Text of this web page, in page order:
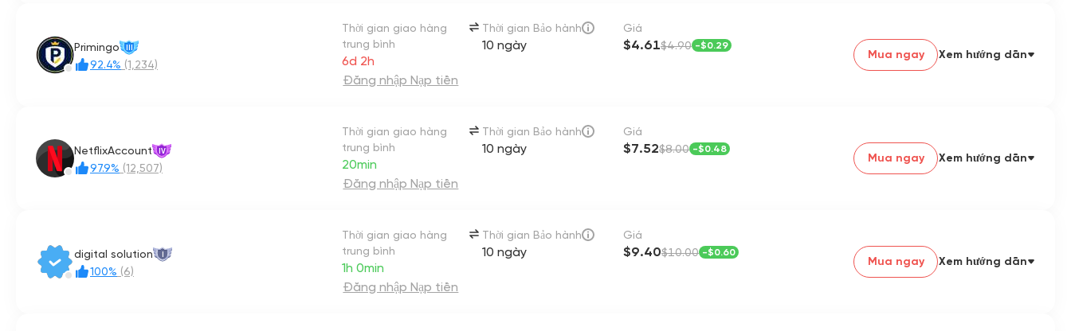
Primingo III
92.4% (1,234)
Thời gian giao hàng
trung bình
6d 2h
Đăng nhập Nạp tiền
Thời gian Bảo hành
10 ngày
Giá
$4.61$4.90 -$0.29
Mua ngay Xem hướng dẫn
NetflixAccount IV
97.9% (12,507)
Thời gian giao hàng
trung bình
20min
Đăng nhập Nạp tiền
Thời gian Bảo hành
10 ngày
Giá
$7.52$8.00 -$0.48
Mua ngay Xem hướng dẫn
digital solution I
100% (6)
Thời gian giao hàng
trung bình
1h 0min
Đăng nhập Nạp tiền
Thời gian Bảo hành
10 ngày
Giá
$9.40$10.00 -$0.60
Mua ngay Xem hướng dẫn